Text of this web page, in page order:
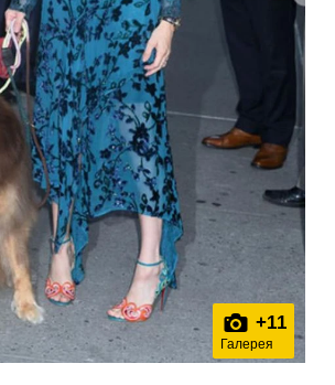
+11
Галерея